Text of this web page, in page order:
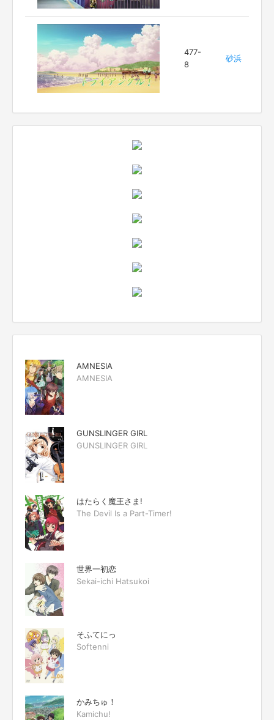
477-
8
砂浜
AMNESIA
AMNESIA
GUNSLINGER GIRL
GUNSLINGER GIRL
はたらく魔王さま!
The Devil Is a Part-Timer!
世界一初恋
Sekai-ichi Hatsukoi
そふてにっ
Softenni
かみちゅ！
Kamichu!